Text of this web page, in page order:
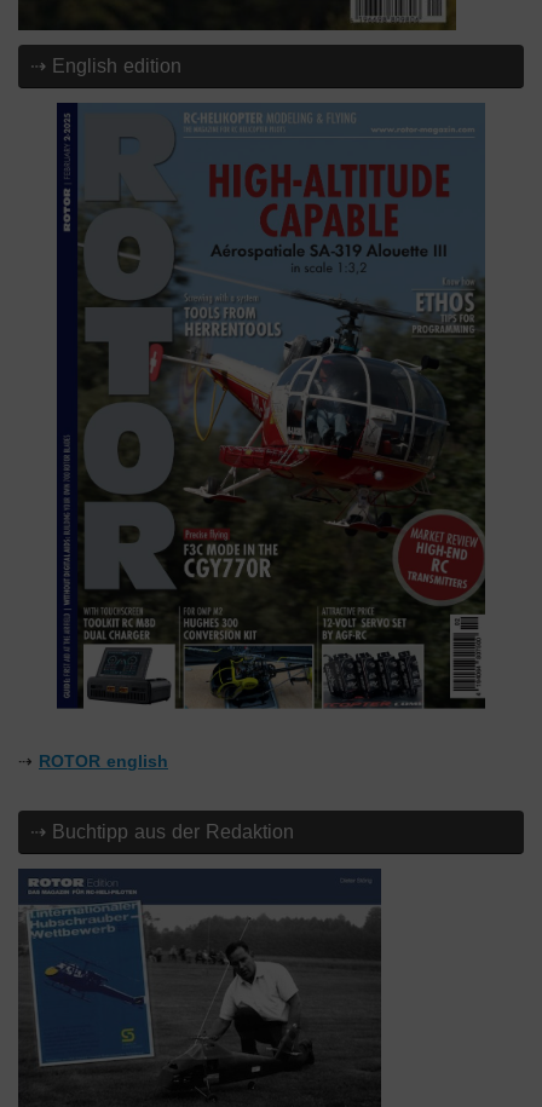
⇢ English edition
⇢ ROTOR english
⇢ Buchtipp aus der Redaktion